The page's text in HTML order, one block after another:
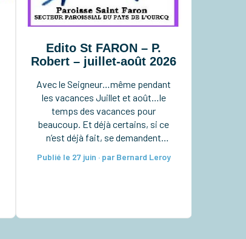
Edito St FARON – P.
Robert – juillet-août 2026
Avec le Seigneur…même pendant
les vacances Juillet et août…le
temps des vacances pour
beaucoup. Et déjà certains, si ce
n’est déjà fait, se demandent
vivre. Pour nous, chrétiens, avons-
chercher à […]
Publié le 27 juin · par Bernard Leroy